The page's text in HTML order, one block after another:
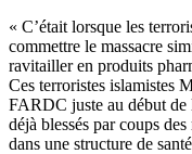
« C’était lorsque les
commettre le massacre
ravitailler en produits
Ces terroristes islamistes
FARDC juste au début de
déjà blessés par coups
dans une structure de